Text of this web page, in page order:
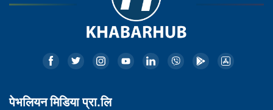
पेभलियन मिडिया प्रा.लि